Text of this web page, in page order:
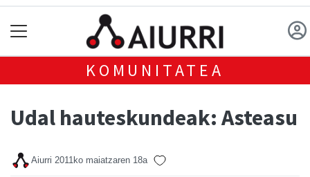
KOMUNITATEA
Udal hauteskundeak: Asteasu
Aiurri 2011ko maiatzaren 18a